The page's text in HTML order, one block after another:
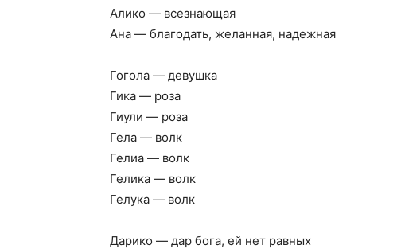
Алико — всезнающая
Ана — благодать, желанная, надежная
Гогола — девушка
Гика — роза
Гиули — роза
Гела — волк
Гелиа — волк
Гелика — волк
Гелука — волк
Дарико — дар бога, ей нет равных